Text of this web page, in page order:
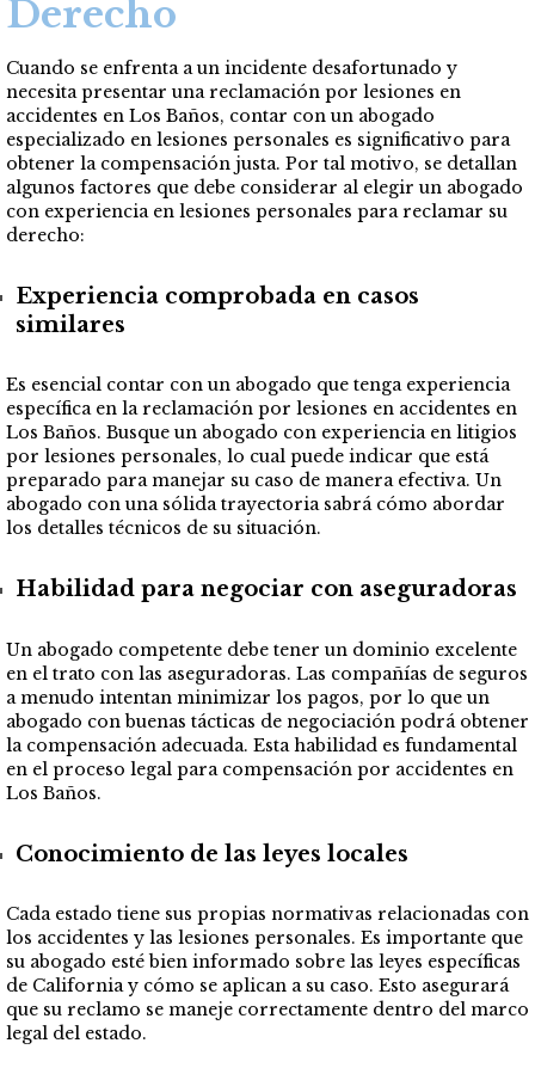
Derecho
Cuando se enfrenta a un incidente desafortunado y
necesita presentar una reclamación por lesiones en
accidentes en Los Baños, contar con un abogado
especializado en lesiones personales es significativo para
obtener la compensación justa. Por tal motivo, se detallan
algunos factores que debe considerar al elegir un abogado
con experiencia en lesiones personales para reclamar su
derecho:
Experiencia comprobada en casos
similares
Es esencial contar con un abogado que tenga experiencia
específica en la reclamación por lesiones en accidentes en
Los Baños. Busque un abogado con experiencia en litigios
por lesiones personales, lo cual puede indicar que está
preparado para manejar su caso de manera efectiva. Un
abogado con una sólida trayectoria sabrá cómo abordar
los detalles técnicos de su situación.
Habilidad para negociar con aseguradoras
Un abogado competente debe tener un dominio excelente
en el trato con las aseguradoras. Las compañías de seguros
a menudo intentan minimizar los pagos, por lo que un
abogado con buenas tácticas de negociación podrá obtener
la compensación adecuada. Esta habilidad es fundamental
en el proceso legal para compensación por accidentes en
Los Baños.
Conocimiento de las leyes locales
Cada estado tiene sus propias normativas relacionadas con
los accidentes y las lesiones personales. Es importante que
su abogado esté bien informado sobre las leyes específicas
de California y cómo se aplican a su caso. Esto asegurará
que su reclamo se maneje correctamente dentro del marco
legal del estado.